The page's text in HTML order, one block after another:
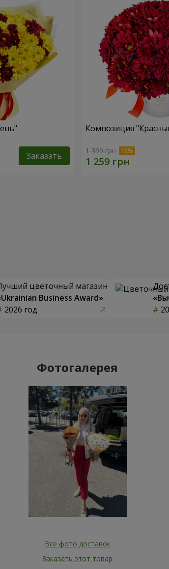
Заказать
Композиция
1 399 грн
цветочный магазин
Business Award»
2026 год
Фотогалерея
Все фото доставок
Заказать этот товар